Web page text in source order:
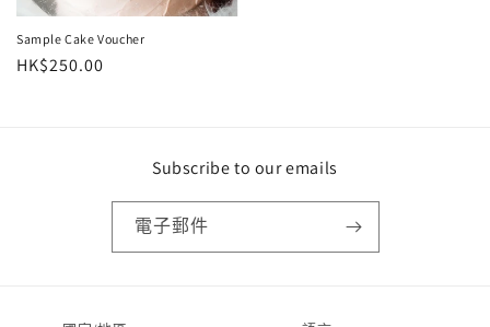
Sample Cake Voucher
定
HK$250.00
Subscribe to our emails
電子郵件